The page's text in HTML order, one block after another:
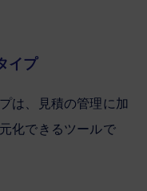
イプ
は、見積の管理に加
化できるツールで